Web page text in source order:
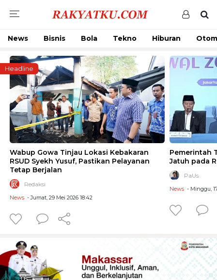
News Bisnis Bola Tekno Hiburan
Headline
Wabup Gowa Tinjau Lokasi Kebakaran
RSUD Syekh Yusuf, Pastikan Pelayanan
Tetap Berjalan
Redaksi
News - Jumat, 29 Mei 2026 18:42
Pemerintah
Jatuh pada
PaUs
News - Minggu,